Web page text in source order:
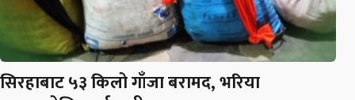
सिरहाबाट ५३ किलो गाँजा बरामद, भरिया